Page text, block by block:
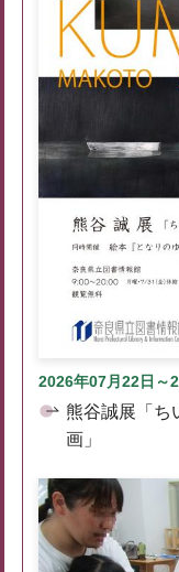
2026年07月22日～
熊谷誠展「
画」